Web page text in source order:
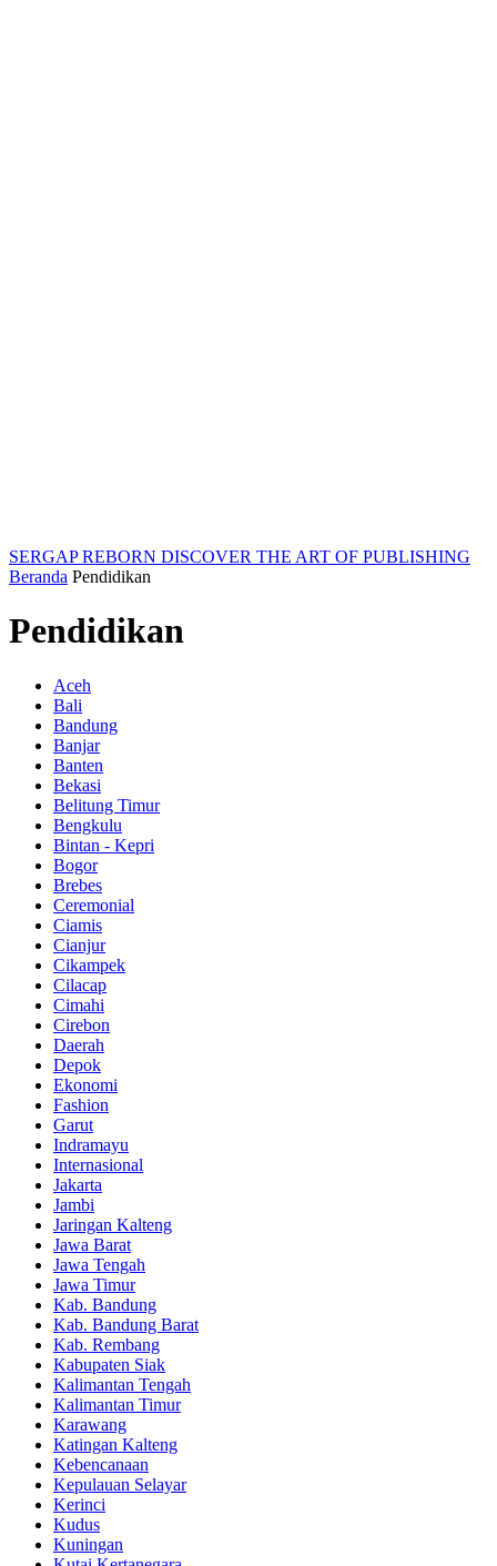
SERGAP REBORN DISCOVER THE ART OF PUBLISHING
Beranda Pendidikan
Pendidikan
Aceh
Bali
Bandung
Banjar
Banten
Bekasi
Belitung Timur
Bengkulu
Bintan - Kepri
Bogor
Brebes
Ceremonial
Ciamis
Cianjur
Cikampek
Cilacap
Cimahi
Cirebon
Daerah
Depok
Ekonomi
Fashion
Garut
Indramayu
Internasional
Jakarta
Jambi
Jaringan Kalteng
Jawa Barat
Jawa Tengah
Jawa Timur
Kab. Bandung
Kab. Bandung Barat
Kab. Rembang
Kabupaten Siak
Kalimantan Tengah
Kalimantan Timur
Karawang
Katingan Kalteng
Kebencanaan
Kepulauan Selayar
Kerinci
Kudus
Kuningan